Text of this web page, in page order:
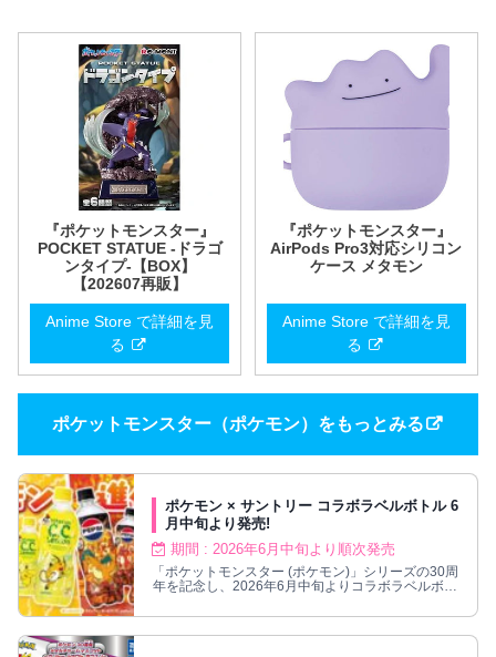
『ポケットモンスター』
POCKET STATUE -ドラゴ
ンタイプ-【BOX】
【202607再販】
Anime Store で詳細を見
る
『ポケットモンスター』
AirPods Pro3対応シリコン
ケース メタモン
Anime Store で詳細を見
る
ポケットモンスター（ポケモン）をもっとみる
ポケモン × サントリー コラボラベルボトル 6
月中旬より発売!
期間 : 2026年6月中旬より順次発売
「ポケットモンスター (ポケモン)」シリーズの30周
年を記念し、2026年6月中旬よりコラボラベルボト